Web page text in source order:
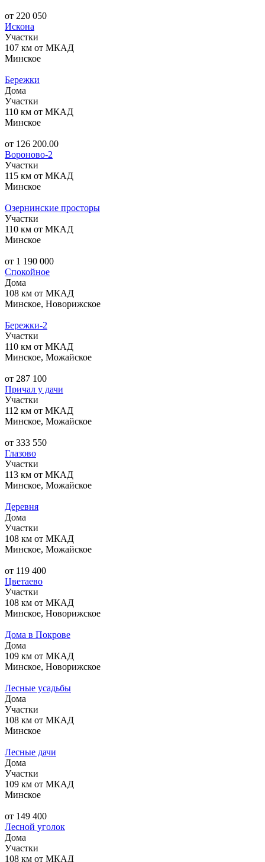
от 220 050
Искона
Участки
107 км от МКАД
Минское
Бережки
Дома
Участки
110 км от МКАД
Минское
от 126 200.00
Вороново-2
Участки
115 км от МКАД
Минское
Озернинские просторы
Участки
110 км от МКАД
Минское
от 1 190 000
Спокойное
Дома
108 км от МКАД
Минское, Новорижское
Бережки-2
Участки
110 км от МКАД
Минское, Можайское
от 287 100
Причал у дачи
Участки
112 км от МКАД
Минское, Можайское
от 333 550
Глазово
Участки
113 км от МКАД
Минское, Можайское
Деревня
Дома
Участки
108 км от МКАД
Минское, Можайское
от 119 400
Цветаево
Участки
108 км от МКАД
Минское, Новорижское
Дома в Покрове
Дома
109 км от МКАД
Минское, Новорижское
Лесные уcадьбы
Дома
Участки
108 км от МКАД
Минское
Лесные дачи
Дома
Участки
109 км от МКАД
Минское
от 149 400
Лесной уголок
Дома
Участки
108 км от МКАД